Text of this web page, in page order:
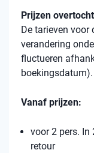
Prijzen overtocht
De tarieven
verandering
fluctueren
boekingsdatum).
Vanaf prijzen:
voor 2 pers. In
retour